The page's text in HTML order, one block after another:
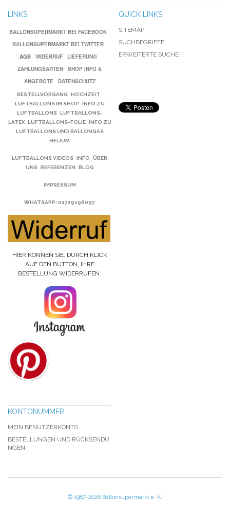
LINKS
BALLONSUPERMARKT BEI FACEBOOK
BALLONSUPERMARKT BEI TWITTER
AGB
WIDERRUF
LIEFERUNG
ZAHLUNGSARTEN
SHOP INFO &
ANGEBOTE
DATENSCHUTZ
BESTELLVORGANG
HOCHZEIT
LUFTBALLONS IM SHOP
INFO ZU
LUFTBALLONS
LUFTBALLONS-
LATEX
LUFTBALLONS-FOLIE
INFO ZU
LUFTBALLONS UND BALLONGAS
HELIUM
LUFTBALLONS VIDEOS INFO
ÜBER
UNS
REFERENZEN BLOG
IMPRESSUM
WHATSAPP: 01729196097
HIER KÖNNEN SIE, DURCH KLICK
AUF DEN BUTTON, IHRE
BESTELLUNG WIDERRUFEN.
QUICK LINKS
SITEMAP
SUCHBEGRIFFE
ERWEITERTE SUCHE
KONTONUMMER
MEIN BENUTZERKONTO
BESTELLUNGEN UND RÜCKSENDU
NGEN
© 1987-2026 Ballonsupermarkt e. K.